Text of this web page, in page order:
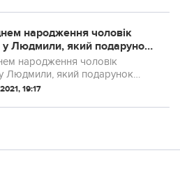
народження чоловік
у Людмили, який подарунок
б отримати. Коли почув
дружини, головно
а купив їй дорогі золоті
народження чоловік
Людмили, який подарунок
б отримати. Коли почув
золоті сережки.
19:17